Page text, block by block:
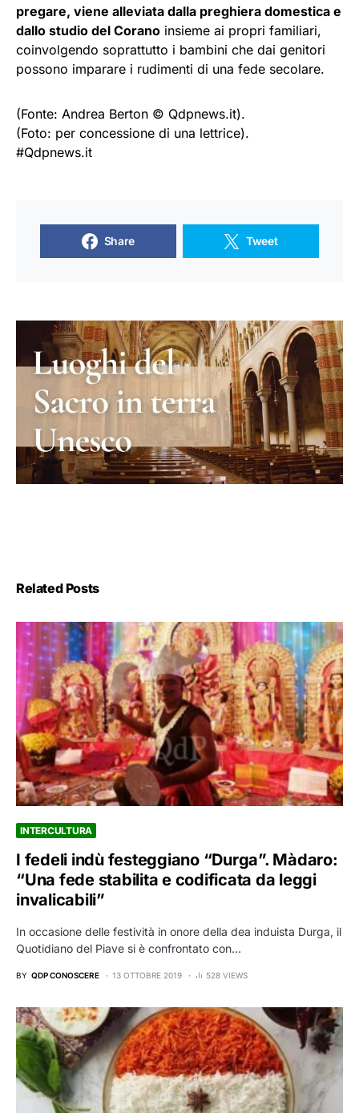
pregare, viene alleviata dalla preghiera domestica e
dallo studio del Corano insieme ai propri familiari,
coinvolgendo soprattutto i bambini che dai genitori
possono imparare i rudimenti di una fede secolare.
(Fonte: Andrea Berton © Qdpnews.it).
(Foto: per concessione di una lettrice).
#Qdpnews.it
Share Tweet
Related Posts
INTERCULTURA
I fedeli indù festeggiano “Durga”. Màdaro:
“Una fede stabilita e codificata da leggi
invalicabili”
In occasione delle festività in onore della dea induista Durga, il
Quotidiano del Piave si è confrontato con…
BY QDP CONOSCERE 13 OTTOBRE 2019 528 VIEWS